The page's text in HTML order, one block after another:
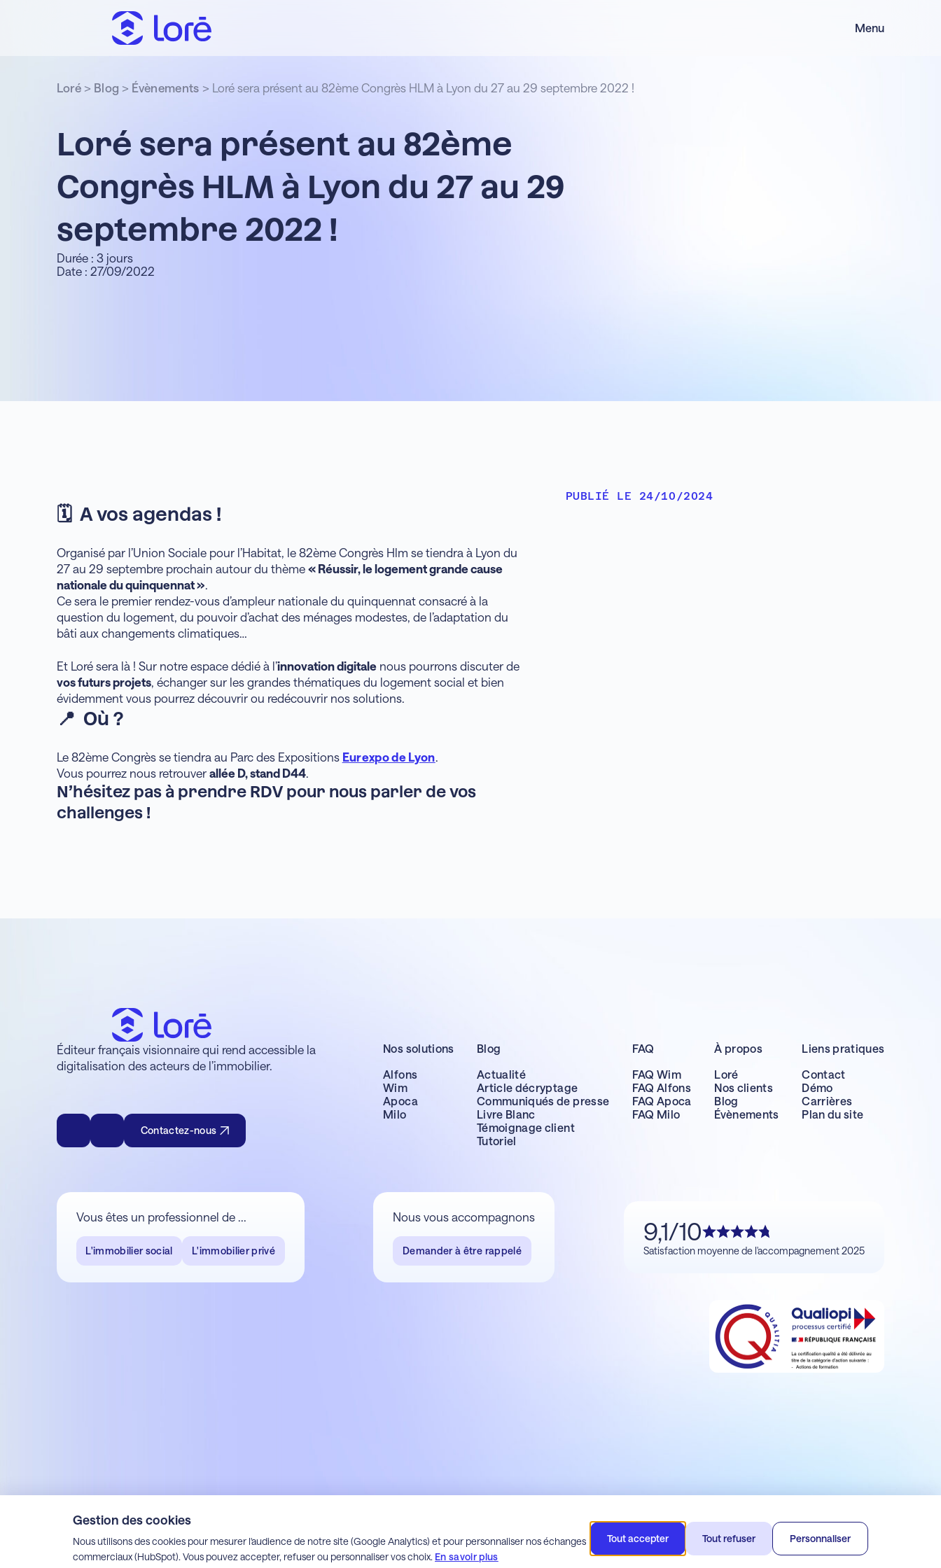
Menu
Loré sera présent au 82ème
Congrès HLM à Lyon du 27 au 29
septembre 2022 !
Durée : 3 jours
Date : 27/09/2022
Loré > Blog > Évènements > Loré sera présent au 82ème Congrès HLM à Lyon du 27 au 29 septembre 2022 !
🗓️ A vos agendas !
Organisé par l’Union Sociale pour l’Habitat, le 82ème Congrès Hlm se tiendra à Lyon du
27 au 29 septembre prochain autour du thème « Réussir, le logement grande cause
nationale du quinquennat ».
Ce sera le premier rendez-vous d’ampleur nationale du quinquennat consacré à la
question du logement, du pouvoir d’achat des ménages modestes, de l’adaptation du
bâti aux changements climatiques…
Et Loré sera là ! Sur notre espace dédié à l’innovation digitalenous pourrons discuter de
vos futurs projets, échanger sur les grandes thématiques du logement social et bien
évidemment vous pourrez découvrir ou redécouvrir nos solutions.
📍 Où ?
Le 82ème Congrès se tiendra au Parc des Expositions Eurexpo de Lyon
Vous pourrez nous retrouver allée D, stand D44.
N’hésitez pas à prendre RDV pour nous parler de vos
challenges !
PUBLIÉ LE 24/10/2024
Éditeur français visionnaire qui rend accessible la
digitalisation des acteurs de l’immobilier.
Contactez-nous
Nos solutions
Alfons
Wim
Apoca
Milo
Blog
Actualité
Article décryptage
Communiqués de presse
Livre Blanc
Témoignage client
Tutoriel
FAQ
FAQ Wim
FAQ Alfons
FAQ Apoca
FAQ Milo
À propos
Loré
Nos clients
Blog
Évènements
Liens pratiques
Contact
Démo
Carrières
Plan du site
Vous êtes un professionnel de ...
L'immobilier social L'immobilier privé
Nous vous accompagnons
Demander à être rappelé
9,1/10
Satisfaction moyenne de l'accompagnement 2025
Mentions légalesPolitique de confidentialité
Espace client Alfons
Espace client Apoca Espace client MiloEspace client Webdette Espace client Wim
Gestion des cookies
Nous utilisons des cookies pour mesurer l'audience de notre site (Google Analytics) et pour personnaliser nos échanges
commerciaux (HubSpot). Vous pouvez accepter, refuser ou personnaliser vos choix. En savoir plus
Tout accepter Tout refuser Personnaliser